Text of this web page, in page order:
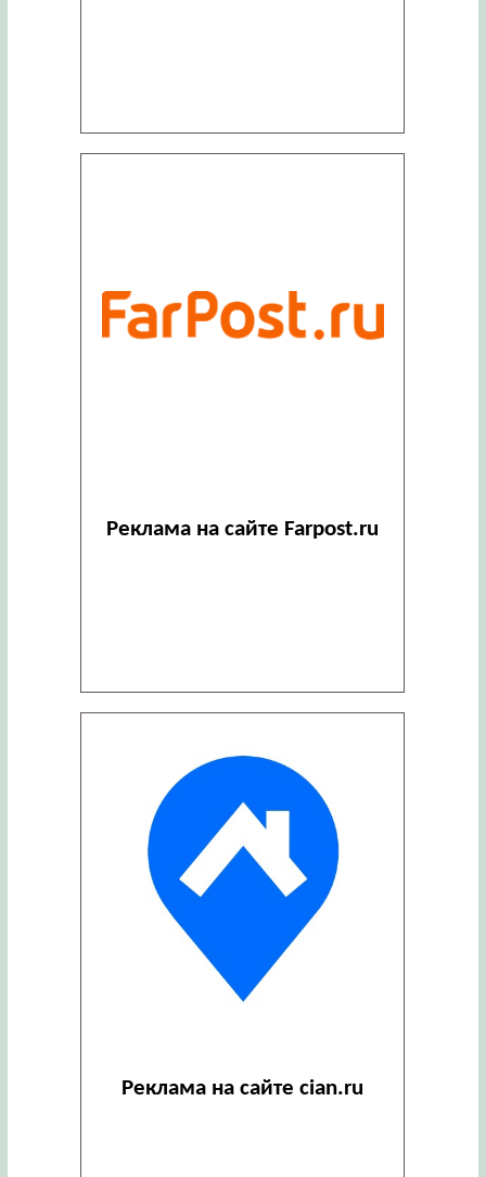
Реклама на сайте Farpost.ru
Реклама на сайте cian.ru